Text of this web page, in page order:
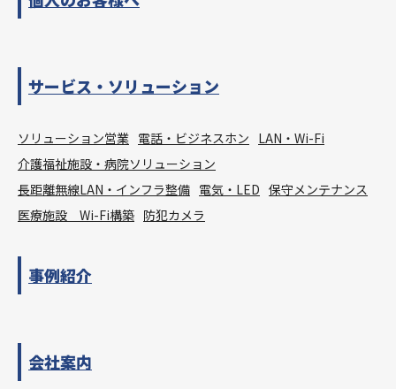
サービス・ソリューション
ソリューション営業 電話・ビジネスホン LAN・Wi-Fi
介護福祉施設・病院ソリューション
長距離無線LAN・インフラ整備 電気・LED 保守メンテナンス
医療施設 Wi-Fi構築 防犯カメラ
事例紹介
会社案内